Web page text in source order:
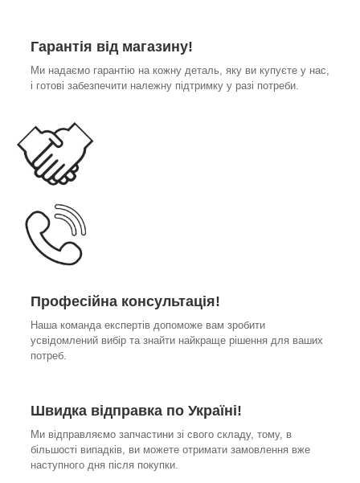
Гарантія від магазину!
Ми надаємо гарантію на кожну деталь, яку ви купуєте у нас,
і готові забезпечити належну підтримку у разі потреби.
Професійна консультація!
Наша команда експертів допоможе вам зробити
усвідомлений вибір та знайти найкраще рішення для ваших
потреб.
Швидка відправка по Україні!
Ми відправляємо запчастини зі свого складу, тому, в
більшості випадків, ви можете отримати замовлення вже
наступного дня після покупки.